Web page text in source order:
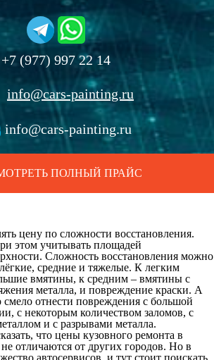
+7 (977) 997 22 14
info@cars-painting.ru
info@cars-painting.ru
ПОЛНЫЙ ПРАЙС
цену по сложности восстановления.
этом учитывать площадей
Сложность восстановления можно
средние и тяжелые. К легким
вмятины, к средним – вмятины с
металла, и повреждение краски. А
отнести повреждения с большой
с некоторым количеством заломов, с
и с разрывами металла.
что цены кузовного ремонта в
отличаются от других городов. Но в
автосервисов, и тут стоит поискать